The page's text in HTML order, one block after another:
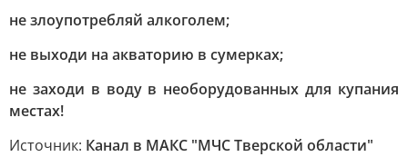
не злоупотребляй алкоголем;
не выходи на акваторию в сумерках;
не заходи в воду в необорудованных для купания
местах!
Источник: Канал в МАКС "МЧС Тверской области"